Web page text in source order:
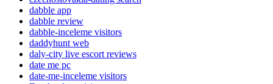
dabble app
dabble review
dabble-inceleme visitors
daddyhunt web
daly-city live escort reviews
date me pc
date-me-inceleme visitors